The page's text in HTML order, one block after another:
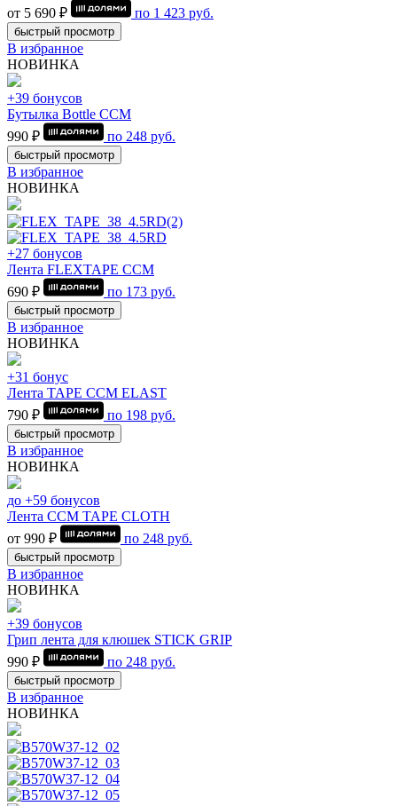
от 5 690 ₽
по 1 423 руб.
быстрый просмотр
В избранное
НОВИНКА
+39 бонусов
Бутылка Bottle CCM
990 ₽
по 248 руб.
быстрый просмотр
В избранное
НОВИНКА
+27 бонусов
Лента FLEXTAPE CCM
690 ₽
по 173 руб.
быстрый просмотр
В избранное
НОВИНКА
+31 бонус
Лента TAPE CCM ELAST
790 ₽
по 198 руб.
быстрый просмотр
В избранное
НОВИНКА
до +59 бонусов
Лента CCM TAPE CLOTH
от 990 ₽
по 248 руб.
быстрый просмотр
В избранное
НОВИНКА
+39 бонусов
Грип лента для клюшек STICK GRIP
990 ₽
по 248 руб.
быстрый просмотр
В избранное
НОВИНКА